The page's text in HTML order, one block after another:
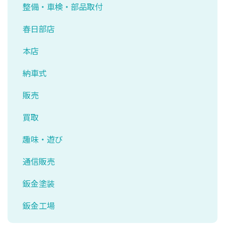
整備・車検・部品取付
春日部店
本店
納車式
販売
買取
趣味・遊び
通信販売
鈑金塗装
鈑金工場